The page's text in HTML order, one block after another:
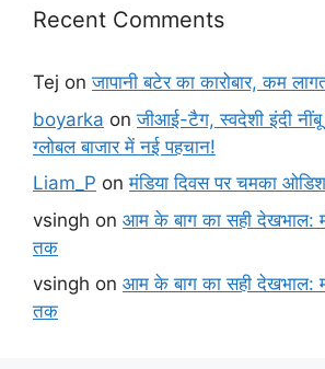
Recent Comments
Tej onजापानी बटेर का कारोबार, कम
boyarka onजीआई-टैग, स्वदेशी इंदी
ग्लोबल बाजार में नई पहचान!
Liam_P onमंडिया दिवस पर चमका
vsingh on आम के बाग का सही
तक
vsingh on आम के बाग का सही
तक